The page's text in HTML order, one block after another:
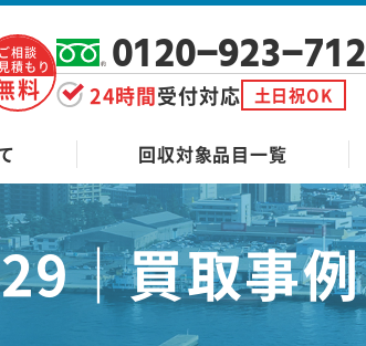
ご相談
積もり
料
0120-923-712
24時間受付対応 土日祝OK
回収対象品目一覧
｜買取事例